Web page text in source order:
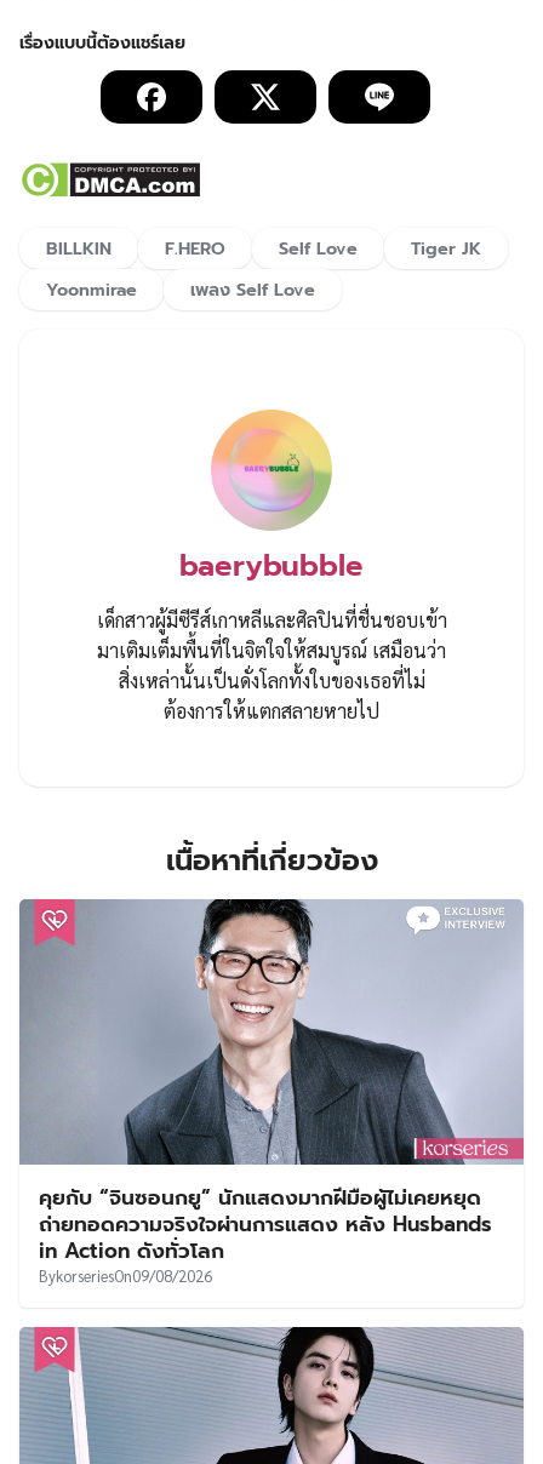
BILLKIN F.HERO Self Love
Tiger JK
Yoonmirae
เพลง Self Love
baerybubble
เด็กสาวผู้มีซีรีส์เกาหลีและศิลปินที่ชื่นชอบเข้า
มาเติมเต็มพื้นที่ในจิตใจให้สมบูรณ์ เสมือนว่า
สิ่งเหล่านั้นเป็นดั่งโลกทั้งใบของเธอที่ไม่
ต้องการให้แตกสลายหายไป
เนื้อหาที่เกี่ยวข้อง
คุยกับ “จินซอนกยู” นักแสดงมากฝีมือผู้ไม่เคยหยุด
ถ่ายทอดความจริงใจผ่านการแสดง หลัง Husbands
in Action ดังทั่วโลก
BykorseriesOn09/08/2026